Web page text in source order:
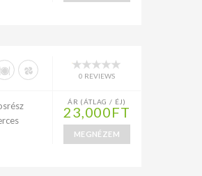
0 REVIEWS
ÁR (ÁTLAG / ÉJ)
23,000FT
MEGNÉZEM